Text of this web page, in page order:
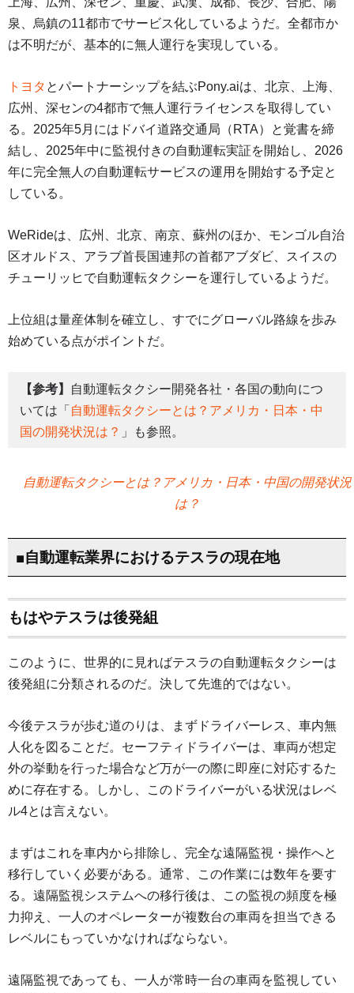
泉、烏鎮の11都市でサービス化しているようだ。全都市か
は不明だが、基本的に無人運行を実現している。
トヨタ とパートナーシップを結ぶPony.aiは、北京、上海、
広州、深センの4都市で無人運行ライセンスを取得してい
る。2025年5月にはドバイ道路交通局（RTA）と覚書を締
結し、2025年中に監視付きの自動運転実証を開始し、2026
年に完全無人の自動運転サービスの運用を開始する予定と
している。
WeRideは、広州、北京、南京、蘇州のほか、モンゴル自治
区オルドス、アラブ首長国連邦の首都アブダビ、スイスの
チューリッヒで自動運転タクシーを運行しているようだ。
上位組は量産体制を確立し、すでにグローバル路線を歩み
始めている点がポイントだ。
【参考】
自動運転タクシー開発各社・各国の動向につ
いては「 自動運転タクシーとは？アメリカ・日本・中
国の開発状況は？ 」も参照。
自動運転タクシーとは？アメリカ・日本・中国の開発状況
は？
■自動運転業界におけるテスラの現在地
もはやテスラは後発組
このように、世界的に見ればテスラの自動運転タクシーは
後発組に分類されるのだ。決して先進的ではない。
今後テスラが歩む道のりは、まずドライバーレス、車内無
人化を図ることだ。セーフティドライバーは、車両が想定
外の挙動を行った場合など万が一の際に即座に対応するた
めに存在する。しかし、このドライバーがいる状況はレベ
ル4とは言えない。
まずはこれを車内から排除し、完全な遠隔監視・操作へと
移行していく必要がある。通常、この作業には数年を要す
る。遠隔監視システムへの移行後は、この監視の頻度を極
力抑え、一人のオペレーターが複数台の車両を担当できる
レベルにもっていかなければならない。
遠隔監視であっても、一人が常時一台の車両を監視してい